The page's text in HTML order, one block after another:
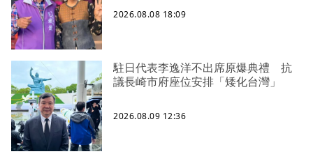
2026.08.08 18:09
駐日代表李逸洋不出席原爆典禮 抗
議長崎市府座位安排「矮化台灣」
2026.08.09 12:36